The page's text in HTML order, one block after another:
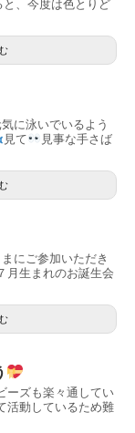
と、今度は色とりど
に泳いでいるよう
見て
見事な手さば
にご参加いただき
月生まれのお誕生会
ーズも楽々通してい
活動しているため難